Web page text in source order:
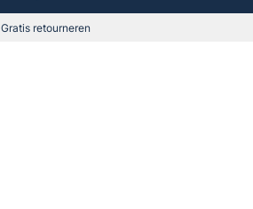
Gratis retourneren